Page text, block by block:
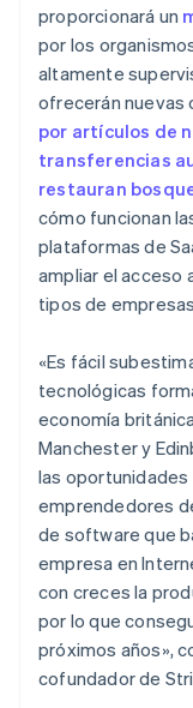
proporcionará un
por los
altamente
ofrecerán nuevas
por artículos de
transferencias
restauran
cómo funcionan
plataformas de
ampliar el acceso
tipos de
«Es fácil
tecnológicas
economía
Manchester y
las oportunidades
emprendedores
de software que
empresa en
con creces la
por lo que
próximos años»,
cofundador de
DeutschEnglish
Australia
English
Austria
Deutsch English
Nederlands
Brasil
Português English
Bulgaria
English
China
简体中文English
Chipre
English
EnglishItaliano
Dinamarca
English
Emiratos
Eslovaquia
English
EnglishItaliano